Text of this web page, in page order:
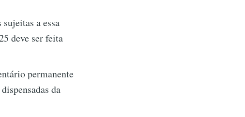
sujeitas a essa
deve ser feita
permanente
da